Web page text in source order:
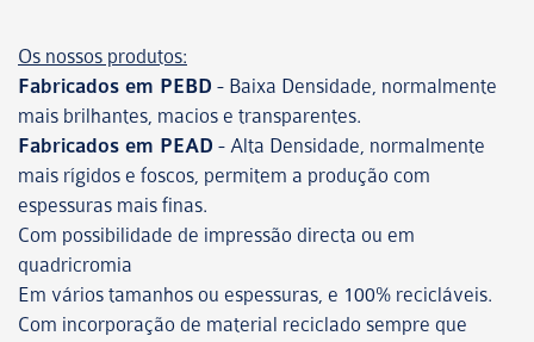
Os nossos produtos:
Fabricados em PEBD - Baixa Densidade, normalmente
mais brilhantes, macios e transparentes.
Fabricados em PEAD - Alta Densidade, normalmente
mais rígidos e foscos, permitem a produção com
espessuras mais finas.
Com possibilidade de impressão directa ou em
quadricromia
Em vários tamanhos ou espessuras, e 100% recicláveis.
Com incorporação de material reciclado sempre que